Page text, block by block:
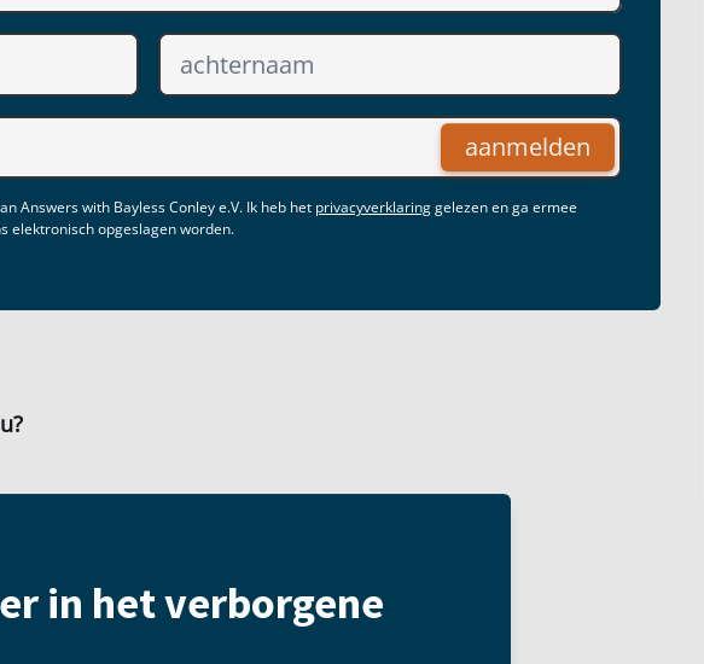
aanmelden
Answers with Bayless Conley e.V. Ik heb het privacyverklaringgelezen en ga ermee
elektronisch opgeslagen worden.
in het verborgene